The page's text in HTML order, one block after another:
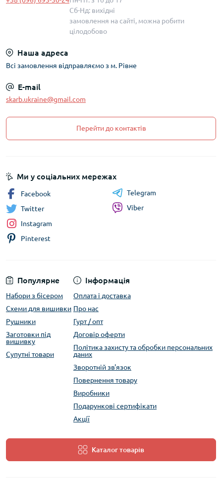
Сб-Нд: вихідні
замовлення на сайті, можна робити
цілодобово
Наша адреса
Всі замовлення відправляємо з м. Рівне
E-mail
skarb.ukraine@gmail.com
Перейти до контактів
Популярне
Набори з бісером
Схеми для вишивки
Рушники
Заготовки під
вишивку
Супутні товари
Інформація
Оплата і доставка
Про нас
Гурт / опт
Договір оферти
Політика захисту та обробки персональних
даних
Зворотній зв'язок
Повернення товару
Виробники
Подарункові сертифікати
Акції
Каталог товарів
Ми у соціальних мережах
Facebook
Twitter
Instagram
Pinterest
Telegram
Viber